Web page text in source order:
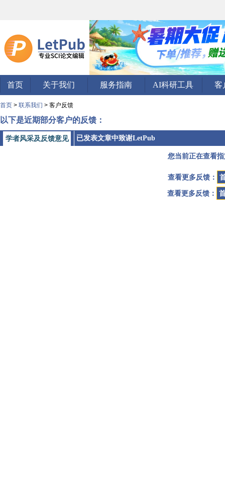
首页 关于我们 服务指南 AI科研工具 客
首页 > 联系我们 > 客户反馈
以下是近期部分客户的反馈：
学者风采及反馈意见 已发表文章中致谢LetPub
您当前正在查看
查看更多反馈：
查看更多反馈：